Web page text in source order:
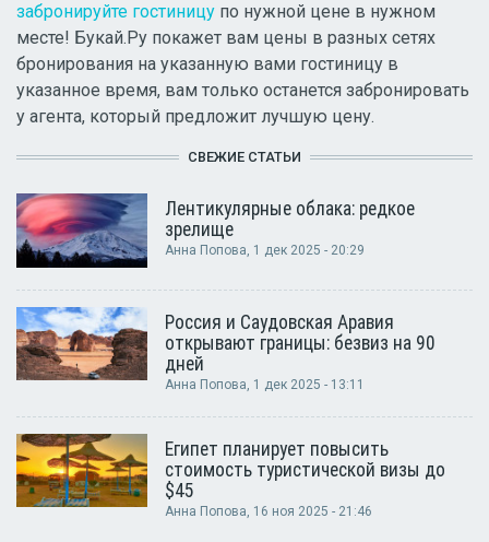
забронируйте гостиницу по нужной цене в нужном
месте! Букай.Ру покажет вам цены в разных сетях
бронирования на указанную вами гостиницу в
указанное время, вам только останется забронировать
у агента, который предложит лучшую цену.
СВЕЖИЕ СТАТЬИ
Лентикулярные облака: редкое
зрелище
Анна Попова, 1 дек 2025 - 20:29
Россия и Саудовская Аравия
открывают границы: безвиз на 90
дней
Анна Попова, 1 дек 2025 - 13:11
Египет планирует повысить
стоимость туристической визы до
$45
Анна Попова, 16 ноя 2025 - 21:46